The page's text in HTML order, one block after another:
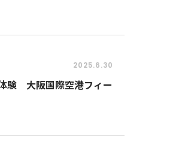
2025.6.30
験 大阪国際空港フィー